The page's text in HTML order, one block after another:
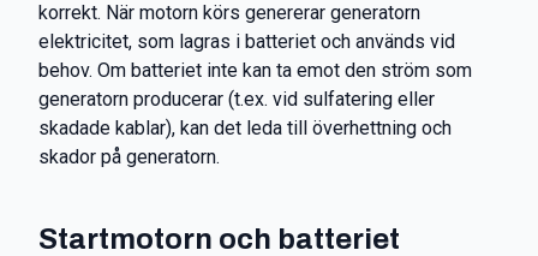
korrekt. När motorn körs genererar generatorn
elektricitet, som lagras i batteriet och används vid
behov. Om batteriet inte kan ta emot den ström som
generatorn producerar (t.ex. vid sulfatering eller
skadade kablar), kan det leda till överhettning och
skador på generatorn.
Startmotorn och batteriet